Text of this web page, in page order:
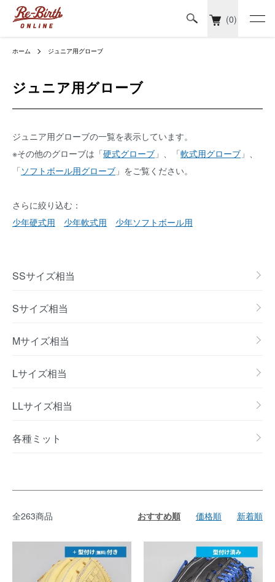
(0)
ホーム ジュニア用グローブ
ジュニア用グローブ
ジュニア用グローブの一覧を表示しています。
※その他のグローブは「硬式グローブ 」、「軟式用グローブ 」、
「ソフトボール用グローブ 」をご覧ください。
さらに絞り込む：
少年硬式用
少年軟式用 少年ソフトボール用
SSサイズ相当
Sサイズ相当
Mサイズ相当
Lサイズ相当
LLサイズ相当
各種ミット
全263商品 おすすめ順 価格順 新着順